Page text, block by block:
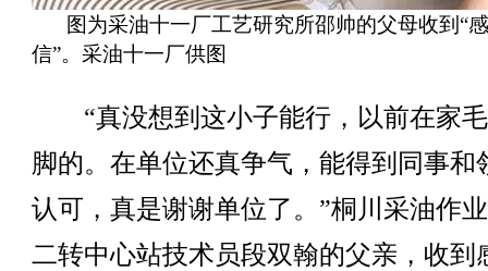
图为采油十一厂工艺研究所邵帅的父母收到“
信”。采油十一厂供图
“真没想到这小子能行，以前在家
脚的。在单位还真争气，能得到同事和
认可，真是谢谢单位了。”桐川采油作
二转中心站技术员段双翰的父亲，收到